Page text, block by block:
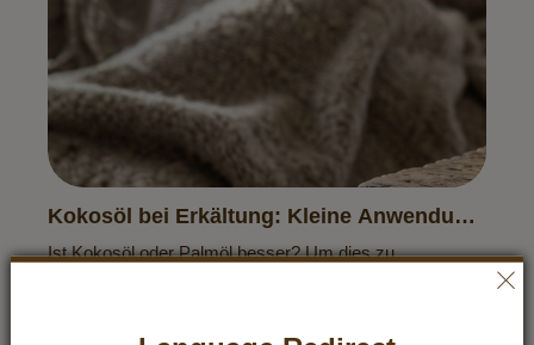
Kokosöl bei Erkältung: Kleine Anwendung,
Ist Kokosöl oder Palmöl besser? Um dies zu
Rezepte entdecken